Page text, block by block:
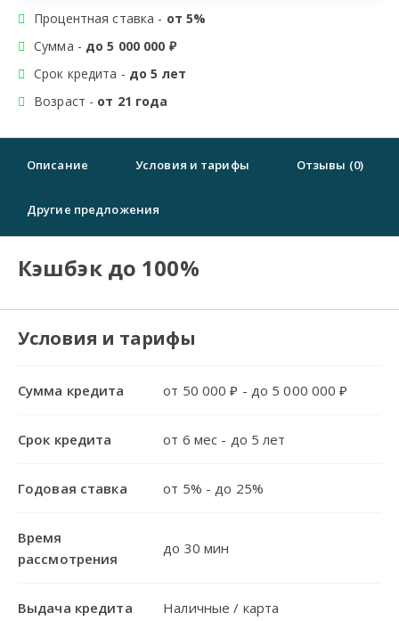
Процентная ставка - от 5%
Сумма - до 5 000 000 ₽
Срок кредита - до 5 лет
Возраст - от 21 года
Описание Условия и тарифы Отзывы (0)
Другие предложения
Кэшбэк до 100%
Условия и тарифы
Сумма кредита от 50 000 ₽ - до 5 000 000 ₽
Срок кредита от 6 мес - до 5 лет
Годовая ставка от 5% - до 25%
Время
рассмотрения
до 30 мин
Выдача кредита Наличные / карта